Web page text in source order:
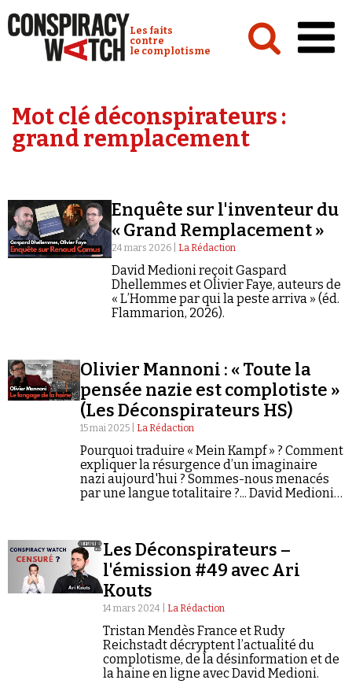
Conspiracy Watch :
Les faits
contre
le complotisme
Analyses
Émissions
Revues de presse
Faire un don
Demander à Vera
Mot clé déconspirateurs :
grand remplacement
Enquête sur l'inventeur du
« Grand Remplacement »
24 mars 2026 | La Rédaction
David Medioni reçoit Gaspard
Dhellemmes et Olivier Faye, auteurs de
« L’Homme par qui la peste arriva » (éd.
Flammarion, 2026).
Olivier Mannoni : « Toute la
pensée nazie est complotiste »
(Les Déconspirateurs HS)
15 mai 2025 | La Rédaction
Pourquoi traduire « Mein Kampf » ? Comment
expliquer la résurgence d’un imaginaire
nazi aujourd'hui ? Sommes-nous menacés
par une langue totalitaire ?... David Medioni
Les Déconspirateurs –
l'émission #49 avec Ari
Kouts
14 mars 2024 | La Rédaction
Tristan Mendès France et Rudy
Reichstadt décryptent l’actualité du
complotisme, de la désinformation et de
la haine en ligne avec David Medioni.